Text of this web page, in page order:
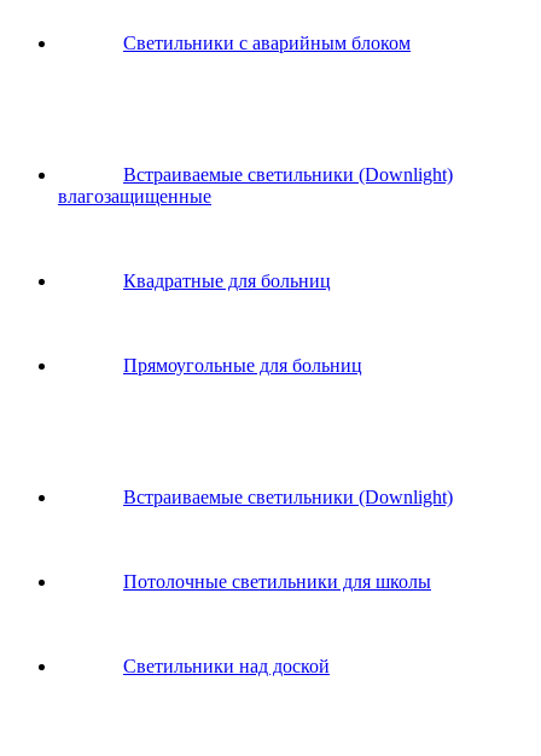
Светильники с аварийным блоком
Встраиваемые светильники (Downlight)
влагозащищенные
Квадратные для больниц
Прямоугольные для больниц
Встраиваемые светильники (Downlight)
Потолочные светильники для школы
Светильники над доской